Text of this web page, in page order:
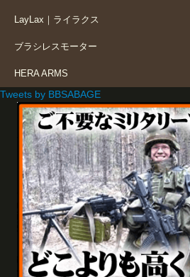
LayLax｜ライラクス
ブラシレスモーター
HERA ARMS
Tweets by BBSABAGE